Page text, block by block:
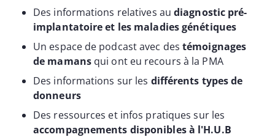
Des informations relatives au diagnostic pré-
implantatoire et les maladies génétiques
Un espace de podcast avec des témoignages
de mamans qui ont eu recours à la PMA
Des informations sur les différents types de
donneurs
Des ressources et infos pratiques sur les
accompagnements disponibles à l'H.U.B